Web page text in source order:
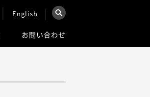
English
×
お問い合わせ